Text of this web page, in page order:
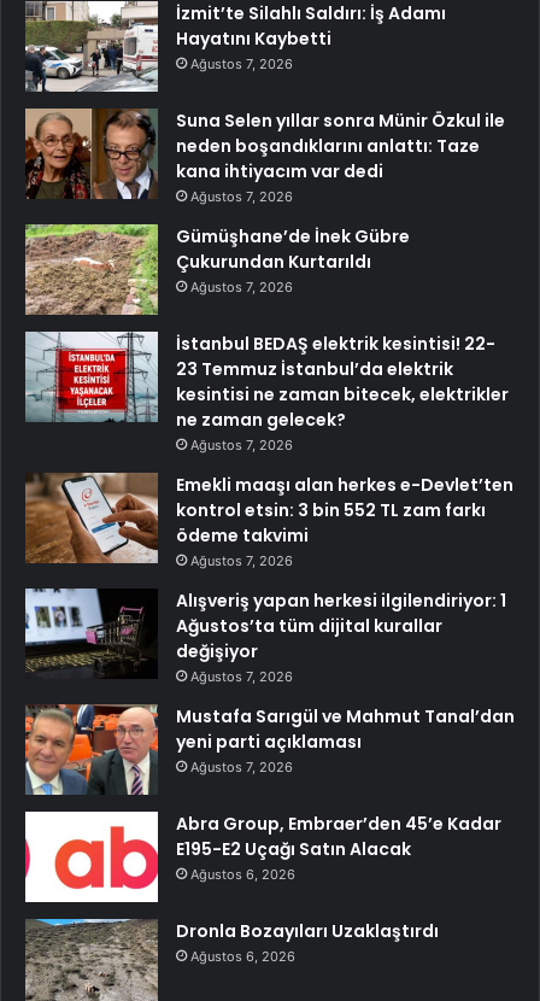
İzmit’te Silahlı Saldırı: İş Adamı
Hayatını Kaybetti
Ağustos 7, 2026
Suna Selen yıllar sonra Münir Özkul ile
neden boşandıklarını anlattı: Taze
kana ihtiyacım var dedi
Ağustos 7, 2026
Gümüşhane’de İnek Gübre
Çukurundan Kurtarıldı
Ağustos 7, 2026
İstanbul BEDAŞ elektrik kesintisi! 22-
23 Temmuz İstanbul’da elektrik
kesintisi ne zaman bitecek, elektrikler
ne zaman gelecek?
Ağustos 7, 2026
Emekli maaşı alan herkes e-Devlet’ten
kontrol etsin: 3 bin 552 TL zam farkı
ödeme takvimi
Ağustos 7, 2026
Alışveriş yapan herkesi ilgilendiriyor: 1
Ağustos’ta tüm dijital kurallar
değişiyor
Ağustos 7, 2026
Mustafa Sarıgül ve Mahmut Tanal’dan
yeni parti açıklaması
Ağustos 7, 2026
Abra Group, Embraer’den 45’e Kadar
E195-E2 Uçağı Satın Alacak
Ağustos 6, 2026
Dronla Bozayıları Uzaklaştırdı
Ağustos 6, 2026